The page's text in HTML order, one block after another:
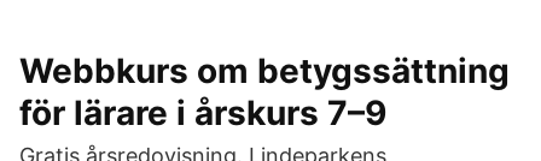
Webbkurs om betygssättning
för lärare i årskurs 7–9
Gratis årsredovisning. Lindeparkens